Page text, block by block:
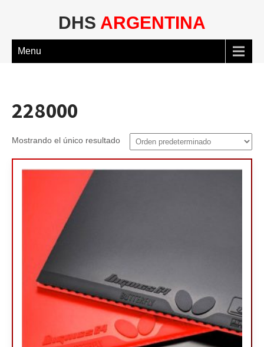
DHS ARGENTINA
Menu
228000
Mostrando el único resultado